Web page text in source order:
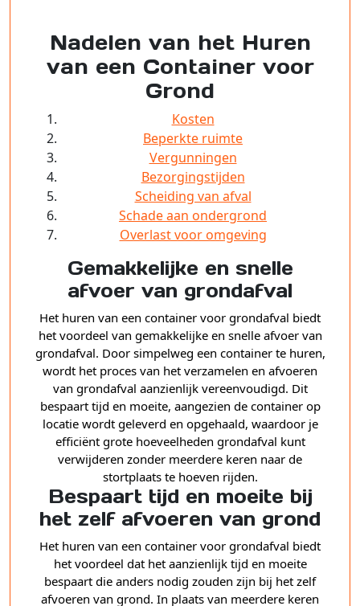
Nadelen van het Huren
van een Container voor
Grond
Kosten
Beperkte ruimte
Vergunningen
Bezorgingstijden
Scheiding van afval
Schade aan ondergrond
Overlast voor omgeving
Gemakkelijke en snelle
afvoer van grondafval
Het huren van een container voor grondafval biedt
het voordeel van gemakkelijke en snelle afvoer van
grondafval. Door simpelweg een container te huren,
wordt het proces van het verzamelen en afvoeren
van grondafval aanzienlijk vereenvoudigd. Dit
bespaart tijd en moeite, aangezien de container op
locatie wordt geleverd en opgehaald, waardoor je
efficiënt grote hoeveelheden grondafval kunt
verwijderen zonder meerdere keren naar de
stortplaats te hoeven rijden.
Bespaart tijd en moeite bij
het zelf afvoeren van grond
Het huren van een container voor grondafval biedt
het voordeel dat het aanzienlijk tijd en moeite
bespaart die anders nodig zouden zijn bij het zelf
afvoeren van grond. In plaats van meerdere keren